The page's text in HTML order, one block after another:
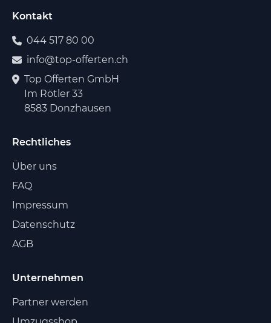
Kontakt
044 517 80 00
info@top-offerten.ch
Top Offerten GmbH
Im Rötler 33
8583 Donzhausen
Rechtliches
Über uns
FAQ
Impressum
Datenschutz
AGB
Unternehmen
Partner werden